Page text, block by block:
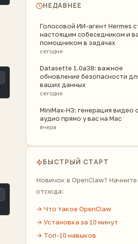
НЕДАВНЕЕ
Голосовой ИИ-агент Hermes
настоящим собеседником и
помощником в задачах
сегодня
Datasette 1.0a38: важное
обновление безопасности
ваших данных
сегодня
MiniMax-H3: генерация видео с
аудио прямо у вас на Mac
вчера
БЫСТРЫЙ СТАРТ
Новичок в OpenClaw? Начните
отсюда:
→ Что такое OpenClaw
→ Установка за 10 минут
→ Топ-10 навыков